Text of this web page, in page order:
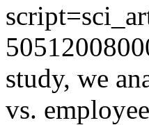
study, we
vs.